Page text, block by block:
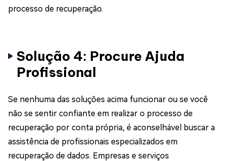
processo de recuperação.
Solução 4: Procure Ajuda
Profissional
Se nenhuma das soluções acima funcionar ou se você
não se sentir confiante em realizar o processo de
recuperação por conta própria, é aconselhável buscar a
assistência de profissionais especializados em
recuperação de dados. Empresas e serviços